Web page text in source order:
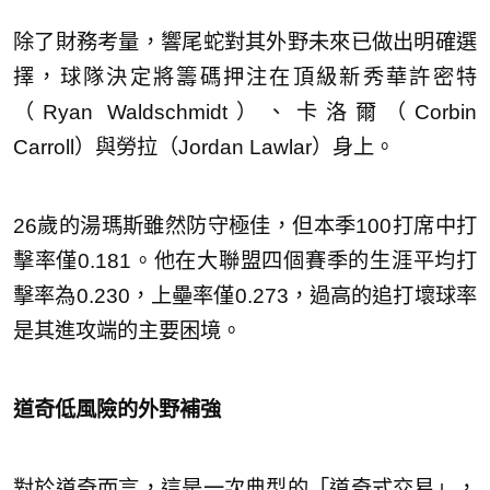
除了財務考量，響尾蛇對其外野未來已做出明確選
擇，球隊決定將籌碼押注在頂級新秀華許密特
（Ryan Waldschmidt）、卡洛爾（Corbin
Carroll）與勞拉（Jordan Lawlar）身上。
26歲的湯瑪斯雖然防守極佳，但本季100打席中打
擊率僅0.181。他在大聯盟四個賽季的生涯平均打
擊率為0.230，上壘率僅0.273，過高的追打壞球率
是其進攻端的主要困境。
道奇低風險的外野補強